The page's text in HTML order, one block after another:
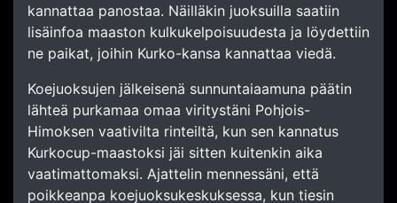
kannattaa panostaa. Näilläkin juoksuilla saatiin
lisäinfoa maaston kulkukelpoisuudesta ja löydettiin
ne paikat, joihin Kurko-kansa kannattaa viedä.
Koejuoksujen jälkeisenä sunnuntaiaamuna päätin
lähteä purkamaa omaa viritystäni Pohjois-
Himoksen vaativilta rinteiltä, kun sen kannatus
Kurkocup-maastoksi jäi sitten kuitenkin aika
vaatimattomaksi. Ajattelin mennessäni, että
poikkeanpa koejuoksukeskuksessa, kun tiesin